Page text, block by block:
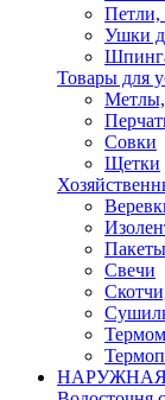
Петли,
Ушки
Товары для
Совки
Щетки
Свечи